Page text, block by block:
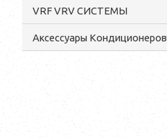
VRF VRV СИСТЕМЫ
Аксессуары Кондиционеров